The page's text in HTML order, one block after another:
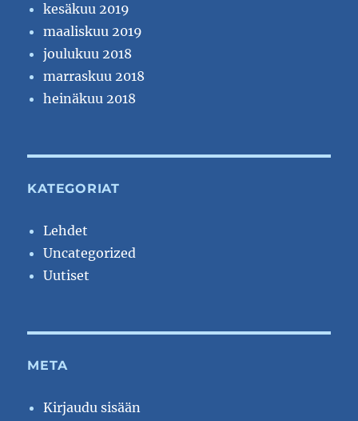
kesäkuu 2019
maaliskuu 2019
joulukuu 2018
marraskuu 2018
heinäkuu 2018
KATEGORIAT
Lehdet
Uncategorized
Uutiset
META
Kirjaudu sisään